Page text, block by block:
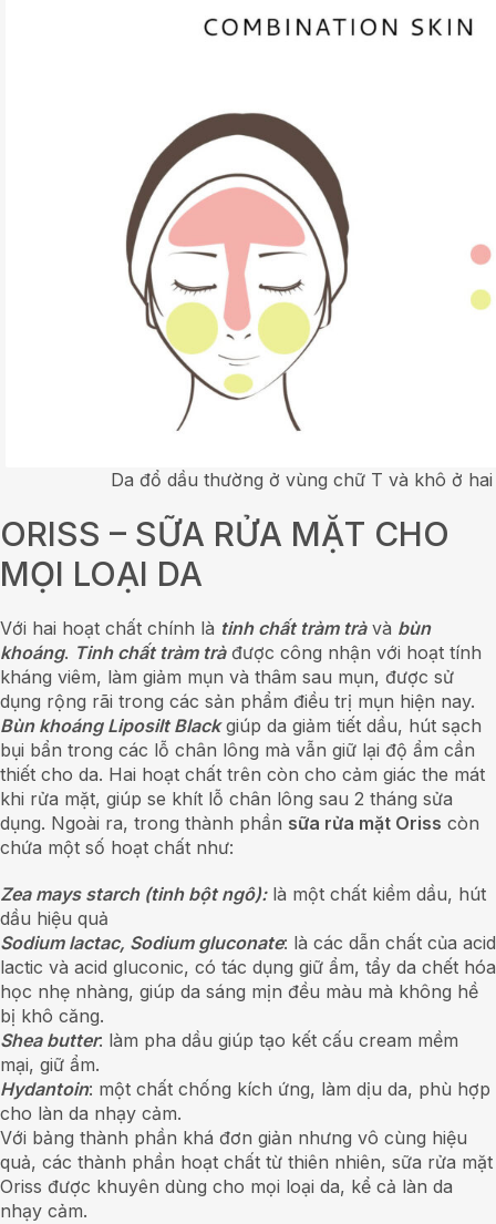
Da đổ dầu thường ở vùng chữ T và khô ở hai
ORISS – SỮA RỬA MẶT CHO
MỌI LOẠI DA
Với hai hoạt chất chính là tinh chất tràm tràvà bùn
khoáng. Tinh chất tràm tràđược công nhận với hoạt tính
kháng viêm, làm giảm mụn và thâm sau mụn, được sử
dụng rộng rãi trong các sản phẩm điều trị mụn hiện nay.
Bùn khoáng Liposilt Blackgiúp da giảm tiết dầu, hút sạch
bụi bẩn trong các lỗ chân lông mà vẫn giữ lại độ ẩm cần
thiết cho da. Hai hoạt chất trên còn cho cảm giác the mát
khi rửa mặt, giúp se khít lỗ chân lông sau 2 tháng sửa
dụng. Ngoài ra, trong thành phần sữa rửa mặt Oriss còn
chứa một số hoạt chất như:
Zea mays starch (tinh bột ngô):là một chất kiềm dầu, hút
dầu hiệu quả
Sodium lactac, Sodium gluconate: là các dẫn chất của acid
lactic và acid gluconic, có tác dụng giữ ẩm, tẩy da chết hóa
học nhẹ nhàng, giúp da sáng mịn đều màu mà không hề
bị khô căng.
Shea butter: làm pha dầu giúp tạo kết cấu cream mềm
mại, giữ ẩm.
Hydantoin: một chất chống kích ứng, làm dịu da, phù hợp
cho làn da nhạy cảm.
Với bảng thành phần khá đơn giản nhưng vô cùng hiệu
quả, các thành phần hoạt chất từ thiên nhiên, sữa rửa mặt
Oriss được khuyên dùng cho mọi loại da, kể cả làn da
nhạy cảm.